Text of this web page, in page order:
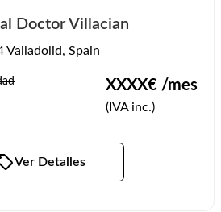
Doctor Villacian
Valladolid, Spain
XXXX€ /mes
(IVA inc.)
Ver Detalles